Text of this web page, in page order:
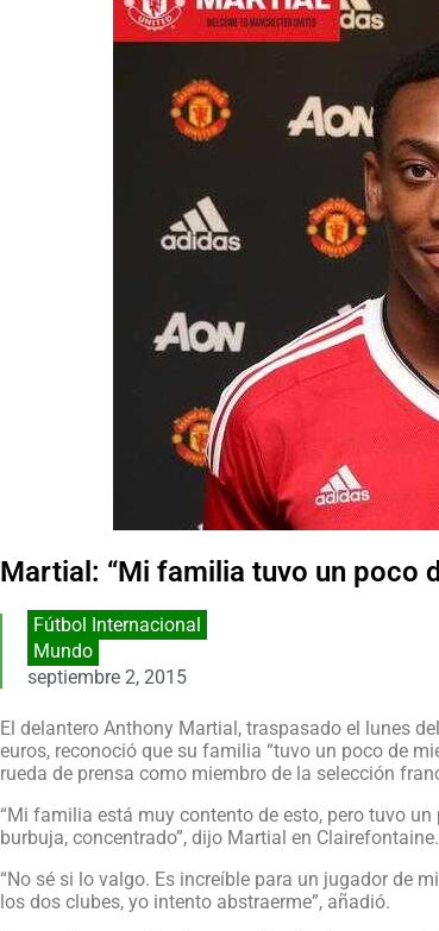
Martial: “Mi familia tuvo un poco
Fútbol Internacional
Mundo
septiembre 2, 2015
El delantero Anthony Martial, traspasado el lunes
euros, reconoció que su familia “tuvo un poco de
rueda de prensa como miembro de la selección
“Mi familia está muy contento de esto, pero tuvo
burbuja, concentrado”, dijo Martial en Clairefontaine.
“No sé si lo valgo. Es increíble para un jugador de
los dos clubes, yo intento abstraerme”, añadió.